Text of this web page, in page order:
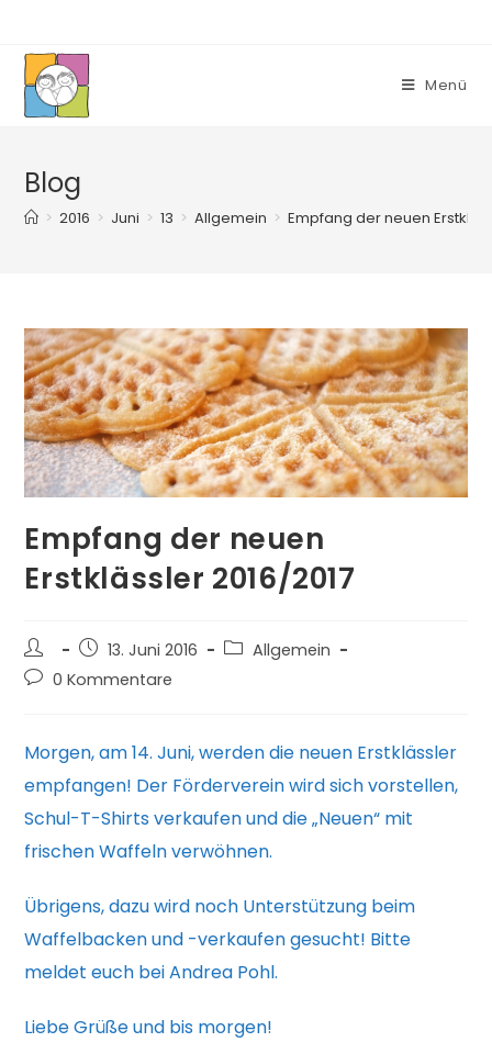
springen
Menü
Blog
> 2016 > Juni > 13 > Allgemein > Empfang der neuen
Empfang der neuen
Erstklässler 2016/2017
Beitrags-
Autor:
Beitrag
veröffentlicht:
13. Juni 2016
Beitrags-
Allgemein
Beitrags-
0 Kommentare
Morgen, am 14. Juni, werden die neuen Erstklässler
empfangen! Der Förderverein wird sich vorstellen,
Schul-T-Shirts verkaufen und die „Neuen“ mit
frischen Waffeln verwöhnen.
Übrigens, dazu wird noch Unterstützung beim
Waffelbacken und -verkaufen gesucht! Bitte
meldet euch bei Andrea Pohl.
Liebe Grüße und bis morgen!